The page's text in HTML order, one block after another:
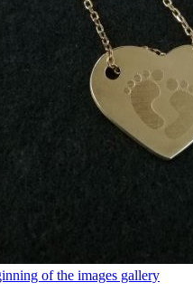
of the images gallery